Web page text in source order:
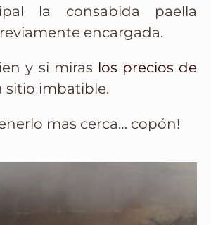
la consabida paella
encargada.
y si miras los precios de
sitio imbatible.
mas cerca… copón!